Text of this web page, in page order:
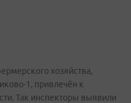
хозяйства,
1, привлечён к
Так инспекторы выявили